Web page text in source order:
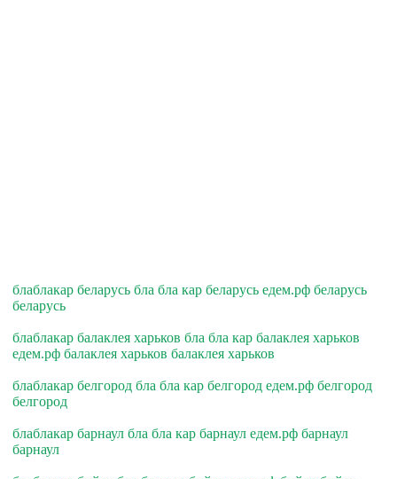
блаблакар беларусь бла бла кар беларусь едем.рф беларусь
беларусь
блаблакар балаклея харьков бла бла кар балаклея харьков
едем.рф балаклея харьков балаклея харьков
блаблакар белгород бла бла кар белгород едем.рф белгород
белгород
блаблакар барнаул бла бла кар барнаул едем.рф барнаул
барнаул